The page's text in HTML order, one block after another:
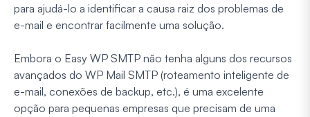
para ajudá-lo a identificar a causa raiz dos problemas de
e-mail e encontrar facilmente uma solução.
Embora o Easy WP SMTP não tenha alguns dos recursos
avançados do WP Mail SMTP (roteamento inteligente de
e-mail, conexões de backup, etc.), é uma excelente
opção para pequenas empresas que precisam de uma